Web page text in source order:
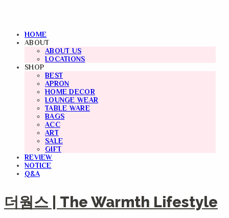
HOME
ABOUT
ABOUT US
LOCATIONS
SHOP
BEST
APRON
HOME DECOR
LOUNGE WEAR
TABLE WARE
BAGS
ACC
ART
SALE
GIFT
REVIEW
NOTICE
Q&A
더웜스 | The Warmth Lifestyle